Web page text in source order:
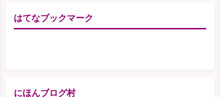
はてなブックマーク
にほんブログ村